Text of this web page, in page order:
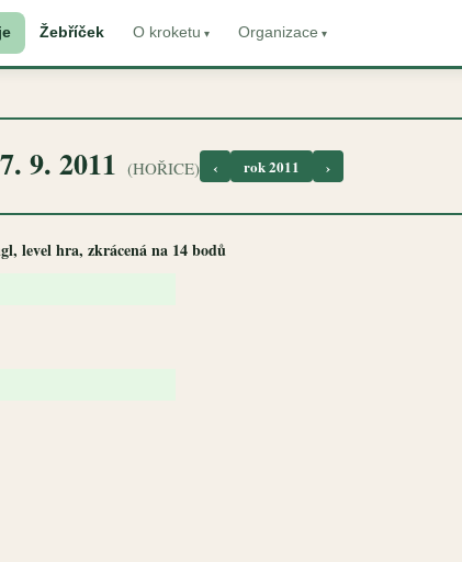
Žebříček O kroketu Organizace
9. 2011 (HOŘICE) ‹ rok 2011 ›
level hra, zkrácená na 14 bodů